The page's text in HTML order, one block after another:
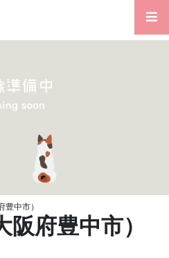
豊中市）
府豊中市）